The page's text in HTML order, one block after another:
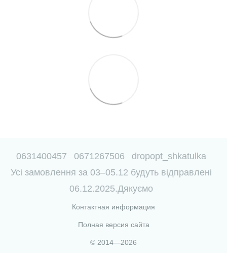
0631400457 0671267506
dropopt_shkatulka
Усі замовлення за 03–05.12 будуть відправлені
06.12.2025.Дякуємо
Контактная информация
Полная версия сайта
© 2014—2026